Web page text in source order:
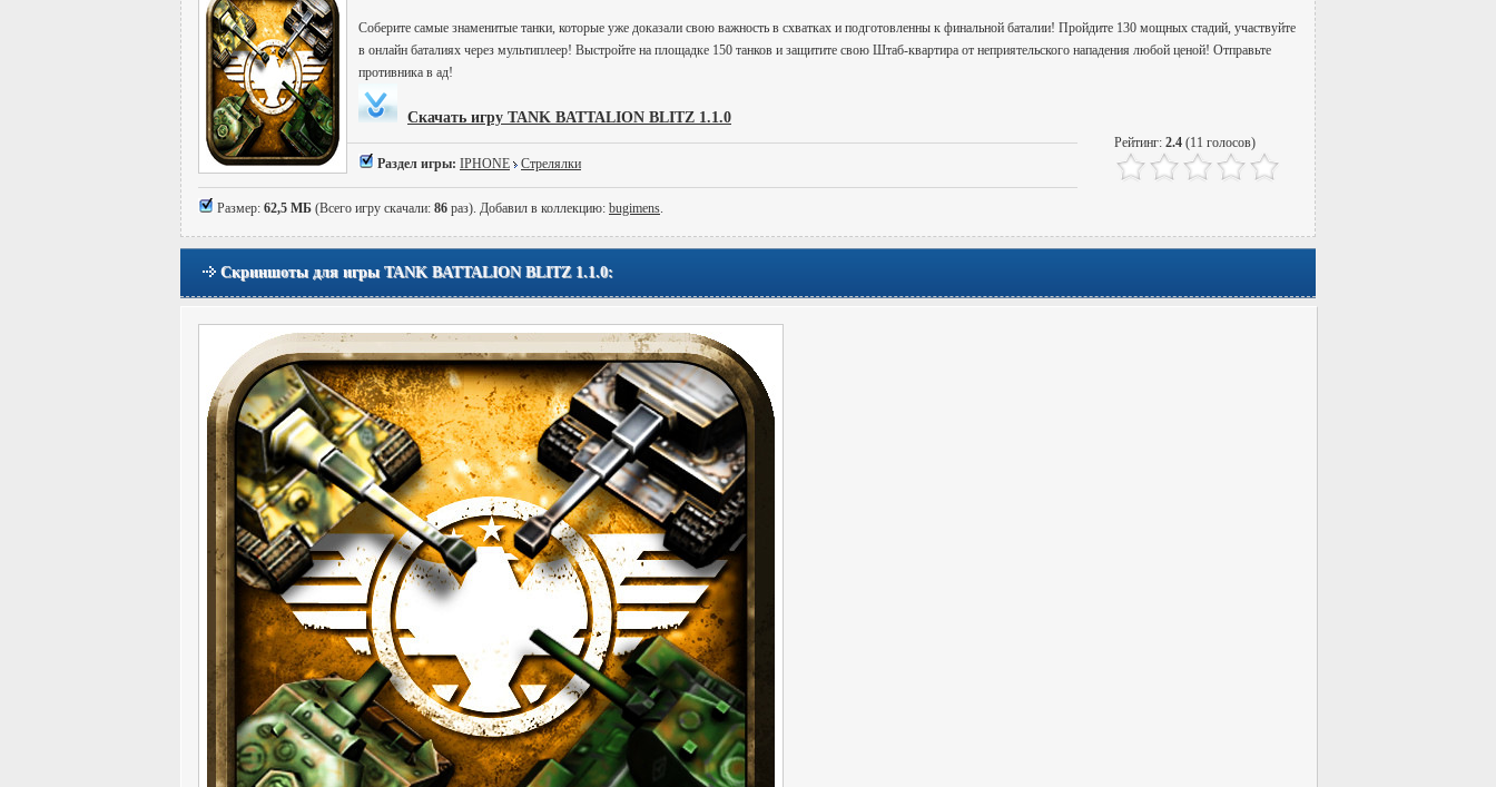
Соберите самые знаменитые танки, которые уже доказали свою важность в схватках и подготовленны к финальной баталии! Пройдите 130 мощных стадий, участвуйте
в онлайн баталиях через мультиплеер! Выстройте на площадке 150 танков и защитите свою Штаб-квартира от неприятельского нападения любой ценой! Отправьте
противника в ад!
Скачать игру TANK BATTALION BLITZ 1.1.0
Рейтинг: 2.4 (11 голосов)
Раздел игры: IPHONE Стрелялки
Размер: 62,5 МБ (Всего игру скачали: 86 раз). Добавил в коллекцию: bugimens.
Скриншоты для игры TANK BATTALION BLITZ 1.1.0: